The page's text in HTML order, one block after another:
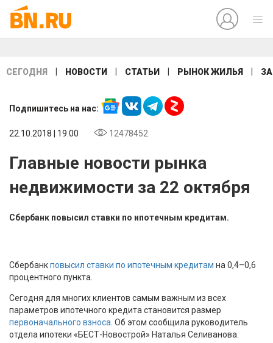
СЕГОДНЯ НОВОСТИ СТАТЬИ РЫНОК ЖИЛЬЯ
Подпишитесь на нас:
22.10.2018 | 19:00 12478452
Главные новости рынка
недвижимости за 22 октября
Сбербанк повысил ставки по ипотечным кредитам.
Сбербанкповысил ставки по ипотечным кредитам на 0,4–0,6
процентного пункта.
Сегодня для многих клиентов самым важным из всех
параметров ипотечного кредита становится размер
первоначального взноса . Об этом сообщила руководитель
отдела ипотеки «БЕСТ-Новострой» Наталья Селиванова.